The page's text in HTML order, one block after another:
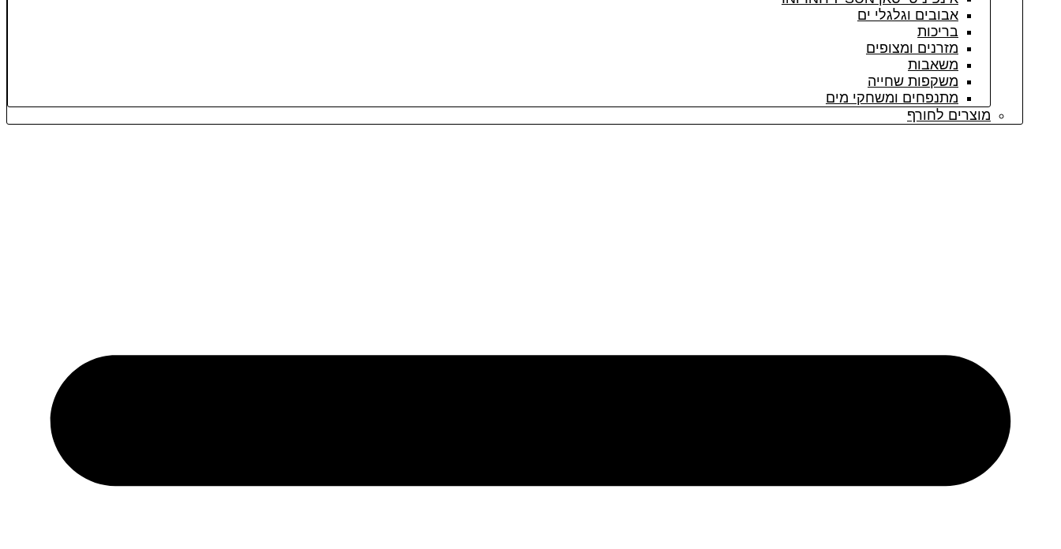
אבובים וגלגלי ים
בריכות
מזרנים ומצופים
משאבות
משקפות שחייה
מתנפחים ומשחקי מים
מוצרים לחורף